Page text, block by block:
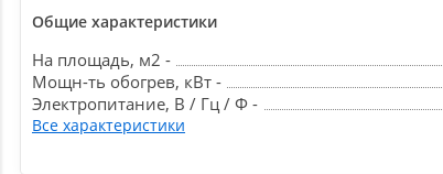
Общие характеристики
На площадь, м2 -
Мощн-ть обогрев, кВт -
Электропитание, В / Гц / Ф -
Все характеристики